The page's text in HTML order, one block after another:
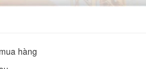
hàng